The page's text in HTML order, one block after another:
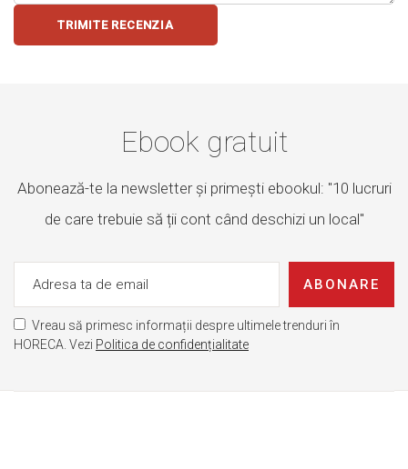
TRIMITE RECENZIA
Ebook gratuit
Abonează-te la newsletter și primești ebookul: "10 lucruri
de care trebuie să ții cont când deschizi un local"
ABONARE
Vreau să primesc informații despre ultimele trenduri în
HORECA. Vezi Politica de confidențialitate